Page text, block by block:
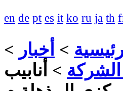
en de pt es it ko ru ja th
> أخبار >
> أنابيب